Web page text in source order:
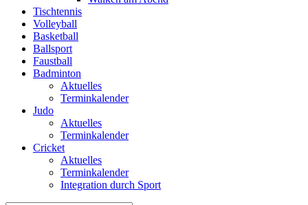
Tischtennis
Volleyball
Basketball
Ballsport
Faustball
Badminton
Aktuelles
Terminkalender
Judo
Aktuelles
Terminkalender
Cricket
Aktuelles
Terminkalender
Integration durch Sport